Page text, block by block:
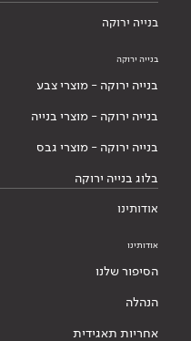
בנייה ירוקה
בנייה ירוקה
בנייה ירוקה - מוצרי צבע
בנייה ירוקה - מוצרי בנייה
בנייה ירוקה - מוצרי גבס
בלוג בנייה ירוקה
אודותינו
אודותינו
הסיפור שלנו
הנהלה
אחריות תאגידית